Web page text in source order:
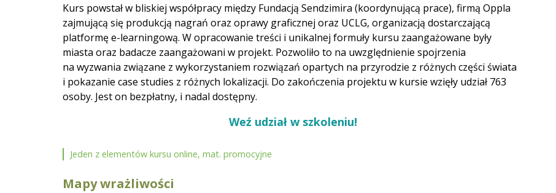
Kurs powstał w bliskiej współpracy między Fundacją Sendzimira (koordynującą prace), firmą Oppla
zajmującą się produkcją nagrań oraz oprawy graficznej oraz UCLG, organizacją dostarczającą
platformę e-learningową. W opracowanie treści i unikalnej formuły kursu zaangażowane były
miasta oraz badacze zaangażowani w projekt. Pozwoliło to na uwzględnienie spojrzenia
na wyzwania związane z wykorzystaniem rozwiązań opartych na przyrodzie z różnych części świata
i pokazanie case studies z różnych lokalizacji. Do zakończenia projektu w kursie wzięły udział 763
osoby. Jest on bezpłatny, i nadal dostępny.
Weź udział w szkoleniu!
Jeden z elementów kursu online, mat. promocyjne
Mapy wrażliwości